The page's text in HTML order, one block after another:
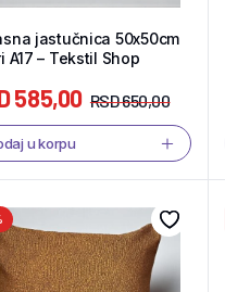
jastučnica 50x50cm
A17 – Tekstil Shop
RSD650,00
585,00
u korpu